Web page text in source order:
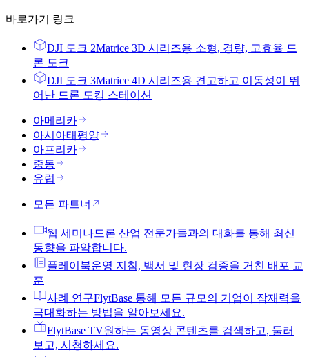
바로가기 링크
DJI 도크 2Matrice 3D 시리즈용 소형, 경량, 고효율 드
론 도크
DJI 도크 3Matrice 4D 시리즈용 견고하고 이동성이 뛰
어난 드론 도킹 스테이션
아메리카
아시아태평양
아프리카
중동
유럽
모든 파트너
웹 세미나드론 산업 전문가들과의 대화를 통해 최신
동향을 파악합니다.
플레이북운영 지침, 백서 및 현장 검증을 거친 배포 교
훈
사례 연구FlytBase 통해 모든 규모의 기업이 잠재력을
극대화하는 방법을 알아보세요.
FlytBase TV원하는 동영상 콘텐츠를 검색하고, 둘러
보고, 시청하세요.